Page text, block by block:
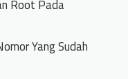
Root Pada
Yang Sudah